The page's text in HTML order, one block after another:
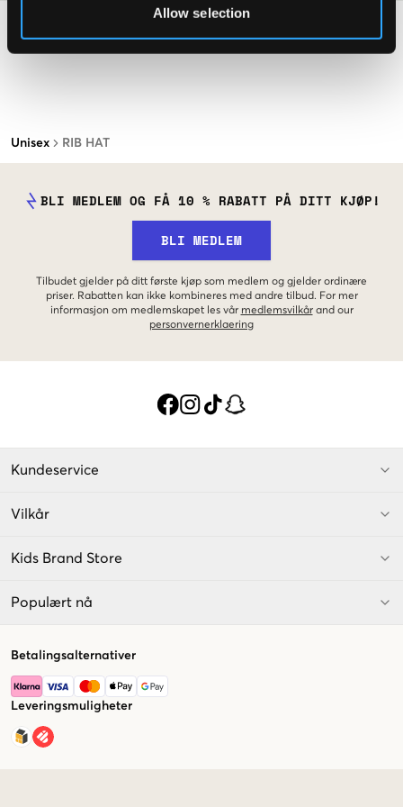
Allow selection
Unisex RIB HAT
BLI MEDLEM OG FÅ 10 % RABATT PÅ DITT KJØP!
BLI MEDLEM
Tilbudet gjelder på ditt første kjøp som medlem og gjelder ordinære
priser. Rabatten kan ikke kombineres med andre tilbud. For mer
informasjon om medlemskapet les vår medlemsvilkår and our
personvernerklaering
Kundeservice
Vilkår
Kids Brand Store
Populært nå
Betalingsalternativer
Leveringsmuligheter